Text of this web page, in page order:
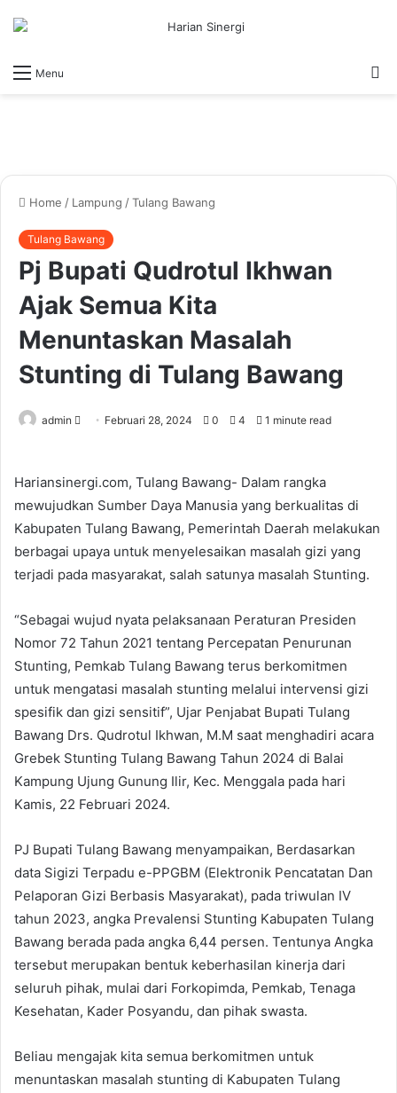
Menu
Home / Lampung /Tulang Bawang
Tulang Bawang
Pj Bupati Qudrotul Ikhwan
Ajak Semua Kita
Menuntaskan Masalah
Stunting di Tulang Bawang
admin
Send Februari 28, 2024 0 4 1 minute read
Hariansinergi.com, Tulang Bawang- Dalam rangka
mewujudkan Sumber Daya Manusia yang berkualitas di
Kabupaten Tulang Bawang, Pemerintah Daerah melakukan
berbagai upaya untuk menyelesaikan masalah gizi yang
terjadi pada masyarakat, salah satunya masalah Stunting.
“Sebagai wujud nyata pelaksanaan Peraturan Presiden
Nomor 72 Tahun 2021 tentang Percepatan Penurunan
Stunting, Pemkab Tulang Bawang terus berkomitmen
untuk mengatasi masalah stunting melalui intervensi gizi
spesifik dan gizi sensitif”, Ujar Penjabat Bupati Tulang
Bawang Drs. Qudrotul Ikhwan, M.M saat menghadiri acara
Grebek Stunting Tulang Bawang Tahun 2024 di Balai
Kampung Ujung Gunung Ilir, Kec. Menggala pada hari
Kamis, 22 Februari 2024.
PJ Bupati Tulang Bawang menyampaikan, Berdasarkan
data Sigizi Terpadu e-PPGBM (Elektronik Pencatatan Dan
Pelaporan Gizi Berbasis Masyarakat), pada triwulan IV
tahun 2023, angka Prevalensi Stunting Kabupaten Tulang
Bawang berada pada angka 6,44 persen. Tentunya Angka
tersebut merupakan bentuk keberhasilan kinerja dari
seluruh pihak, mulai dari Forkopimda, Pemkab, Tenaga
Kesehatan, Kader Posyandu, dan pihak swasta.
Beliau mengajak kita semua berkomitmen untuk
menuntaskan masalah stunting di Kabupaten Tulang